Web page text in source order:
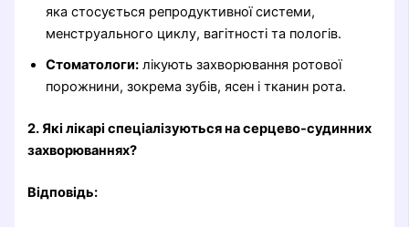
яка стосується репродуктивної системи,
менструального циклу, вагітності та пологів.
Стоматологи: лікують захворювання ротової
порожнини, зокрема зубів, ясен і тканин рота.
2. Які лікарі спеціалізуються на серцево-судинних
захворюваннях?
Відповідь: